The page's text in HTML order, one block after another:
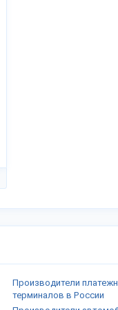
Производители
терминалов в России